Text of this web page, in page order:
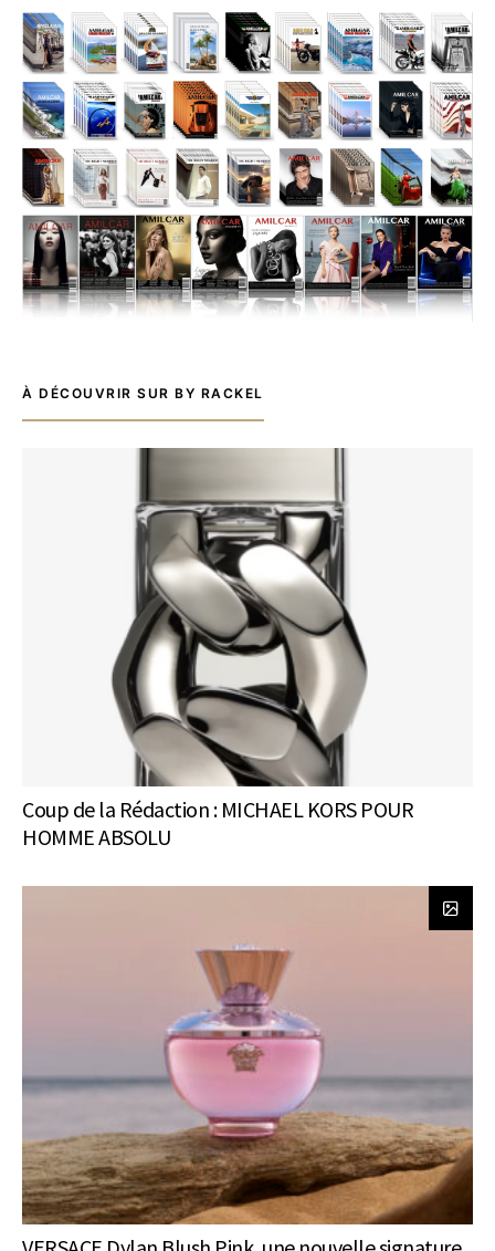
À DÉCOUVRIR SUR BY RACKEL
Coup de la Rédaction : MICHAEL KORS POUR
HOMME ABSOLU